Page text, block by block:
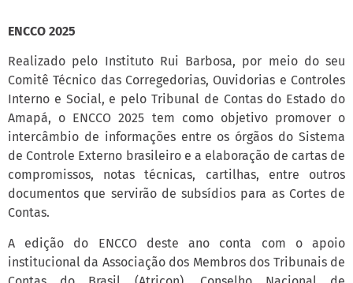
ENCCO 2025
Realizado pelo Instituto Rui Barbosa, por meio do seu
Comitê Técnico das Corregedorias, Ouvidorias e Controles
Interno e Social, e pelo Tribunal de Contas do Estado do
Amapá, o ENCCO 2025 tem como objetivo promover o
intercâmbio de informações entre os órgãos do Sistema
de Controle Externo brasileiro e a elaboração de cartas de
compromissos, notas técnicas, cartilhas, entre outros
documentos que servirão de subsídios para as Cortes de
Contas.
A edição do ENCCO deste ano conta com o apoio
institucional da Associação dos Membros dos Tribunais de